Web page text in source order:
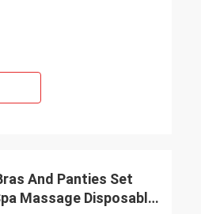
And Panties Set
Massage Disposable